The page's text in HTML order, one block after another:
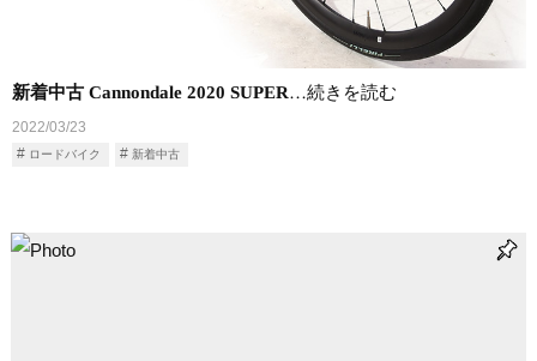
新着中古 Cannondale 2020 SUPER…続きを読む
2022/03/23
ロードバイク 新着中古